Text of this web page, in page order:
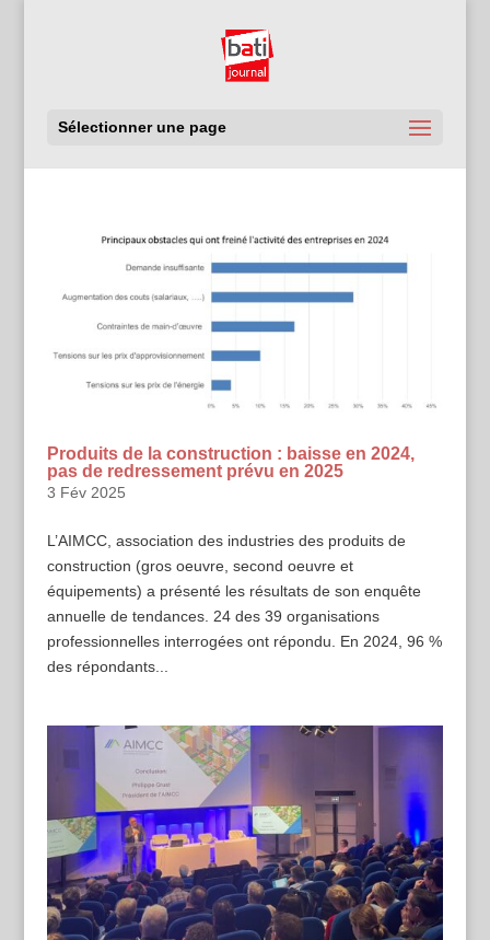
Sélectionner une page
Produits de la construction : baisse en 2024,
pas de redressement prévu en 2025
3 Fév 2025
L’AIMCC, association des industries des produits de
construction (gros oeuvre, second oeuvre et
équipements) a présenté les résultats de son enquête
annuelle de tendances. 24 des 39 organisations
professionnelles interrogées ont répondu. En 2024, 96 %
des répondants...